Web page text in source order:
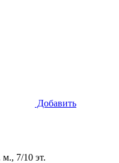
Добавить
7/10 эт.